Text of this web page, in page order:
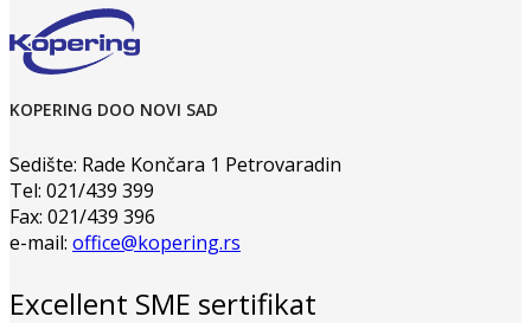
KOPERING DOO NOVI SAD
Sedište: Rade Končara 1 Petrovaradin
Tel: 021/439 399
Fax: 021/439 396
e-mail: office@kopering.rs
Excellent SME sertifikat